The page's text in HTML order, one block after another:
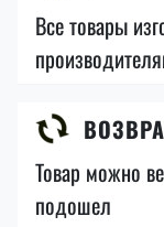
Все товары
Товар можно
подошел